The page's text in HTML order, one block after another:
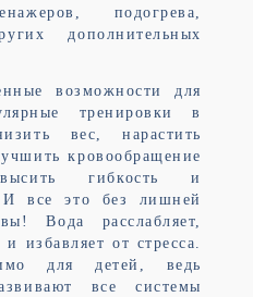
подогрева,
дополнительных
возможности для
тренировки в
вес, нарастить
кровообращение
гибкость и
И все это без лишней
Вода расслабляет,
избавляет от стресса.
для детей, ведь
все системы